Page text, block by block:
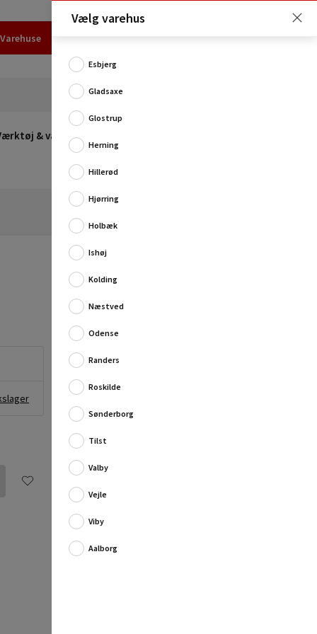
Varehuse
& værksted
Vælg varehus
Esbjerg
Gladsaxe
Glostrup
Herning
Hillerød
Hjørring
Holbæk
Ishøj
Kolding
Næstved
Odense
Randers
Roskilde
Sønderborg
Tilst
Valby
Vejle
Viby
Aalborg